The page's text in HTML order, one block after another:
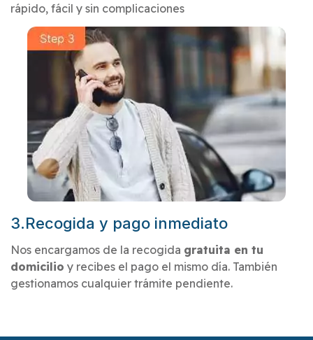
rápido, fácil y sin complicaciones
3.Recogida y pago inmediato
Nos encargamos de la recogida gratuita en tu
domicilio y recibes el pago el mismo día. También
gestionamos cualquier trámite pendiente.